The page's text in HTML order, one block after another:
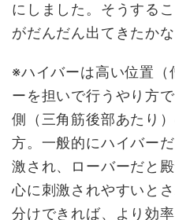
にしました。そうする
がだんだん出てきたかな
※ハイバーは高い位置
ーを担いで行うやり方
側（三角筋後部あたり
方。一般的にハイバー
激され、ローバーだと
心に刺激されやすいと
分けできれば、より効